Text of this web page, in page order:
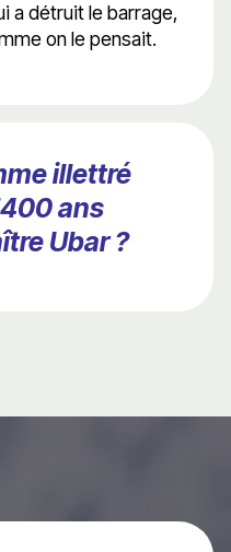
a détruit le barrage,
on le pensait.
illettré
ans
Ubar ?